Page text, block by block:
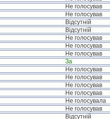
Не голосував
Не голосував
Відсутній
Відсутній
Не голосував
Не голосував
Не голосував
За
Не голосував
Не голосував
Не голосував
Не голосував
Не голосувала
Не голосував
Відсутній